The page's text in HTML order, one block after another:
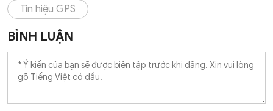
Tín hiệu GPS
BÌNH LUẬN